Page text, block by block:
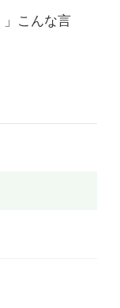
」こんな言